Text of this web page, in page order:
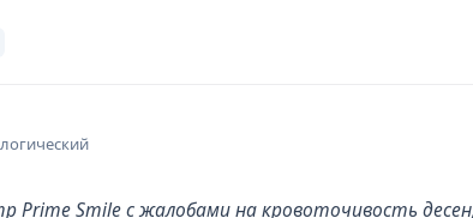
Smile с жалобами на кровоточивость